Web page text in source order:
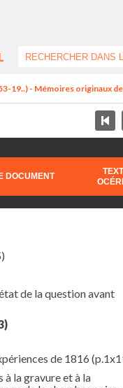
19..) - Mémoires originaux
DOCUMENT
de la question avant
de 1816
la gravure et à la